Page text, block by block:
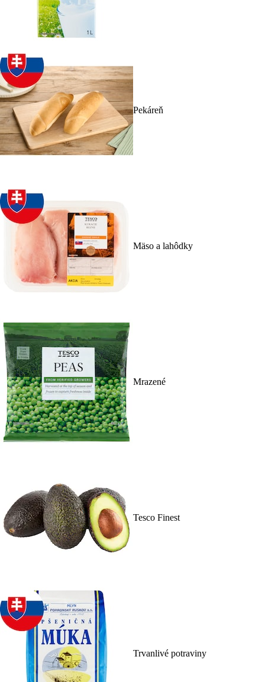
Pekáreň
Mäso a lahôdky
Mrazené
Tesco Finest
Trvanlivé potraviny